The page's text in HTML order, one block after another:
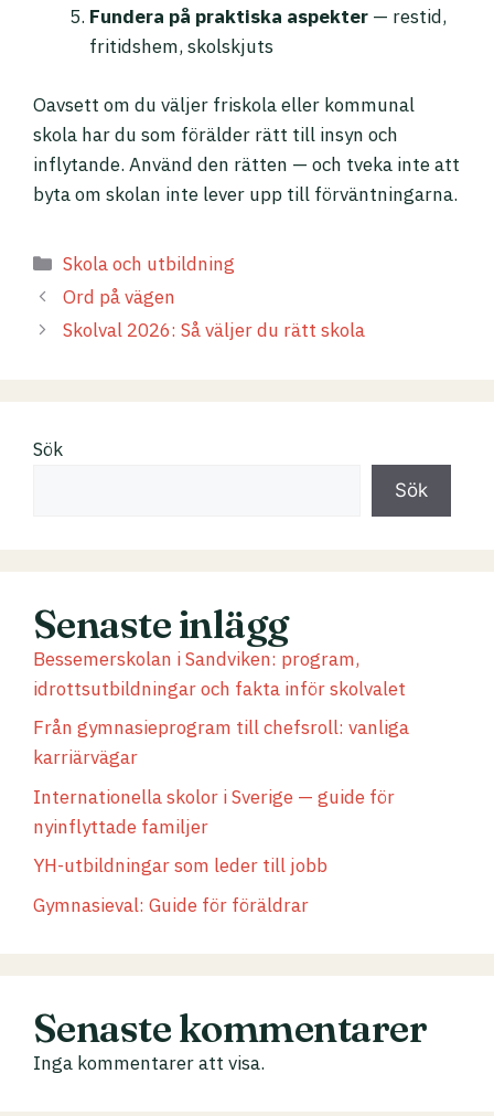
Fundera på praktiska aspekter — restid,
fritidshem, skolskjuts
Oavsett om du väljer friskola eller kommunal
skola har du som förälder rätt till insyn och
inflytande. Använd den rätten — och tveka inte att
byta om skolan inte lever upp till förväntningarna.
K
a
e
i
Skola och utbildning
Ord på vägen
Skolval 2026: Så väljer du rätt skola
Sök
Sök
Senaste inlägg
Bessemerskolan i Sandviken: program,
idrottsutbildningar och fakta inför skolvalet
Från gymnasieprogram till chefsroll: vanliga
karriärvägar
Internationella skolor i Sverige — guide för
nyinflyttade familjer
YH-utbildningar som leder till jobb
Gymnasieval: Guide för föräldrar
Senaste kommentarer
Inga kommentarer att visa.